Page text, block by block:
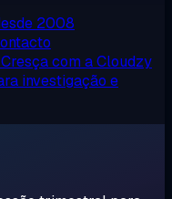
2008
Cresça com a Cloudzy
investigação e